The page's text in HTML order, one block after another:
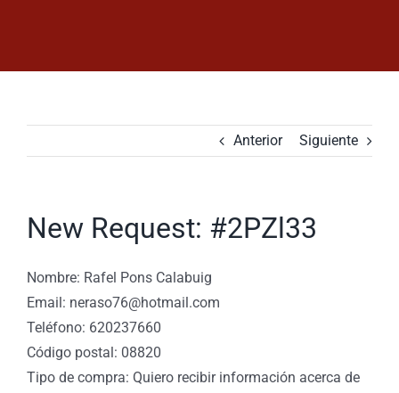
Anterior Siguiente
New Request: #2PZl33
Nombre: Rafel Pons Calabuig
Email: neraso76@hotmail.com
Teléfono: 620237660
Código postal: 08820
Tipo de compra: Quiero recibir información acerca de